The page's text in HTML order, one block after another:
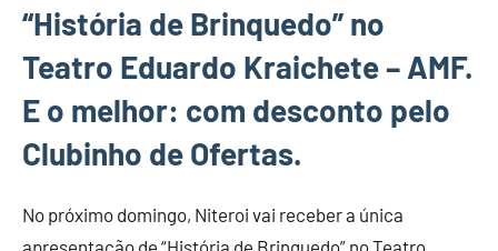
“História de Brinquedo” no
Teatro Eduardo Kraichete – AMF.
E o melhor: com desconto pelo
Clubinho de Ofertas.
No próximo domingo, Niteroi vai receber a única
apresentação de “História de Brinquedo” no Teatro